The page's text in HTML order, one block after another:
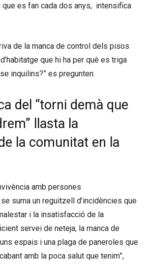
que es fan cada dos anys, intensifica
de la manca de control dels pisos
que hi ha per què es triga
inquilins?” es pregunten.
del “torni demà que
llasta la
la comunitat en la
amb persones
suma un reguitzell d’incidències que
i la insatisfacció de la
servei de neteja, la manca de
espais i una plaga de paneroles que
amb la poca salut que tenim”,